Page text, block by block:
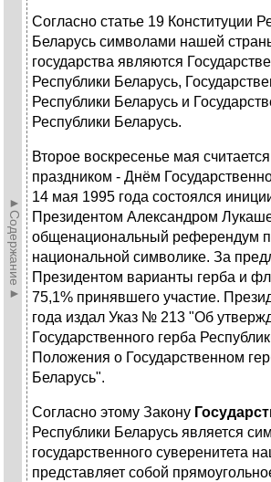
►Содержание►
Согласно статье 19 Конституции
Беларусь символами нашей
государства являются
Республики Беларусь,
Республики Беларусь и
Республики Беларусь.
Второе воскресенье мая
праздником - Днём
14 мая 1995 года состоялся
Президентом Александром
общенациональный референдум
национальной символике. За
Президентом варианты герба и
75,1% принявшего участие.
года издал Указ № 213 "Об
Государственного герба
Положения о Государственном
Беларусь".
Cогласно этому Закону
Республики Беларусь является
государственного суверенитета
представляет собой